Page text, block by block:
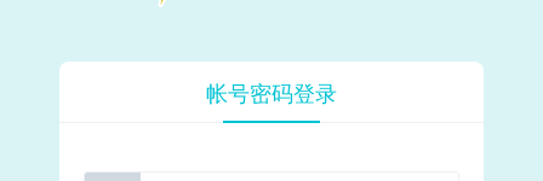
帐号密码登录